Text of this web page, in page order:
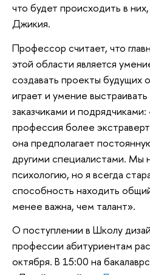
что будет происходить в
Джикия.
Профессор считает, что
этой области является
создавать проекты будущих
играет и умение
заказчиками и
профессия более
она предполагает
другими специалистами. Мы
психологию, но я всегда
способность находить
менее важна, чем талант».
О поступлении в Школу
профессии абитуриентам
октября. В 15:00 на